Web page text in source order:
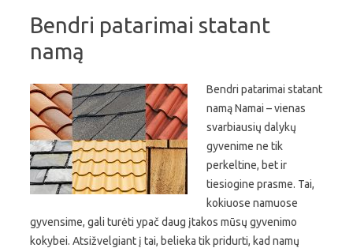
Bendri patarimai statant
namą
Bendri patarimai statant
namą Namai – vienas
svarbiausių dalykų
gyvenime ne tik
perkeltine, bet ir
tiesiogine prasme. Tai,
kokiuose namuose
gyvensime, gali turėti ypač daug įtakos mūsų gyvenimo
kokybei. Atsižvelgiant į tai, belieka tik pridurti, kad namų